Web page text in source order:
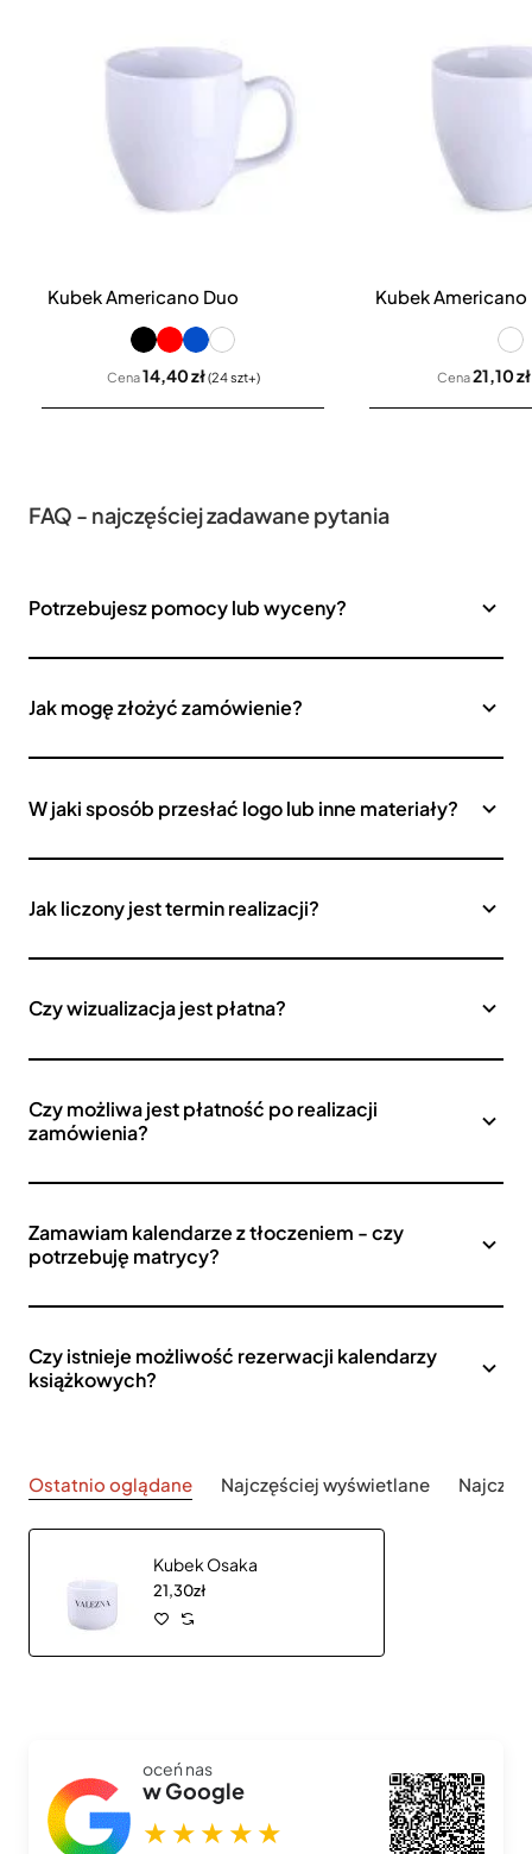
Kubek Americano Duo
Cena14,40 zł(24 szt+)
Kubek Americano
Cena21,10 zł
FAQ - najczęściej zadawane pytania
Potrzebujesz pomocy lub wyceny?
Jak mogę złożyć zamówienie?
W jaki sposób przesłać logo lub inne materiały?
Jak liczony jest termin realizacji?
Czy wizualizacja jest płatna?
Czy możliwa jest płatność po realizacji
zamówienia?
Zamawiam kalendarze z tłoczeniem - czy
potrzebuję matrycy?
Czy istnieje możliwość rezerwacji kalendarzy
książkowych?
Ostatnio oglądane Najczęściej wyświetlane
Kubek Osaka
21,30zł
oceń nas
w Google
★★★★★